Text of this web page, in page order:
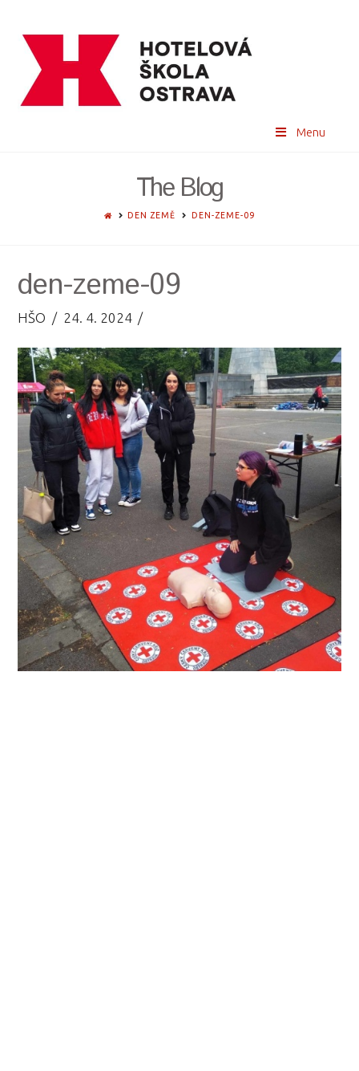
Menu
The Blog
HOMEDEN ZEMĚ DEN-ZEME-09
den-zeme-09
HŠO 24. 4. 2024